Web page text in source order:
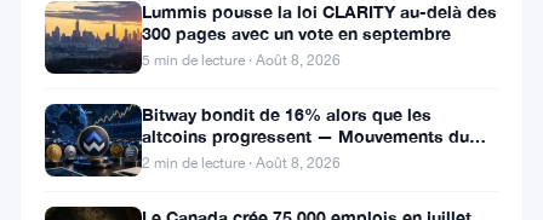
communauté
Cardano
vient
Lummis pousse la loi CLARITY au-delà des
300 pages avec un vote en septembre
5 min de lecture · Août 8, 2026
Bitway bondit de 16% alors que les
altcoins progressent — Mouvements du
jour 8 août
2 min de lecture · Août 8, 2026